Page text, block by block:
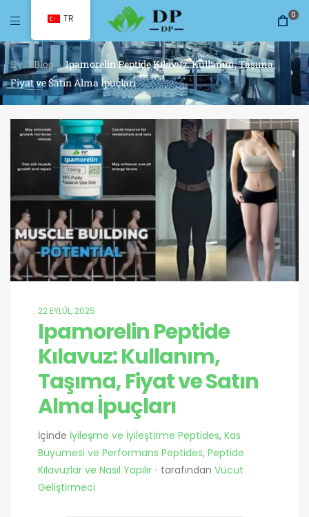
0
Ev Blog
Ipamorelin Peptide Kılavuz: Kullanım, Taşıma,
Fiyat ve Satın Alma İpuçları
22 EYLÜL, 2025
Ipamorelin Peptide
Kılavuz: Kullanım,
Taşıma, Fiyat ve Satın
Alma İpuçları
İçinde İyileşme ve İyileştirme Peptides, Kas
Büyümesi ve Performans Peptides, Peptide
Kılavuzlar ve Nasıl Yapılır
tarafından Vücut
Geliştirmeci
TR